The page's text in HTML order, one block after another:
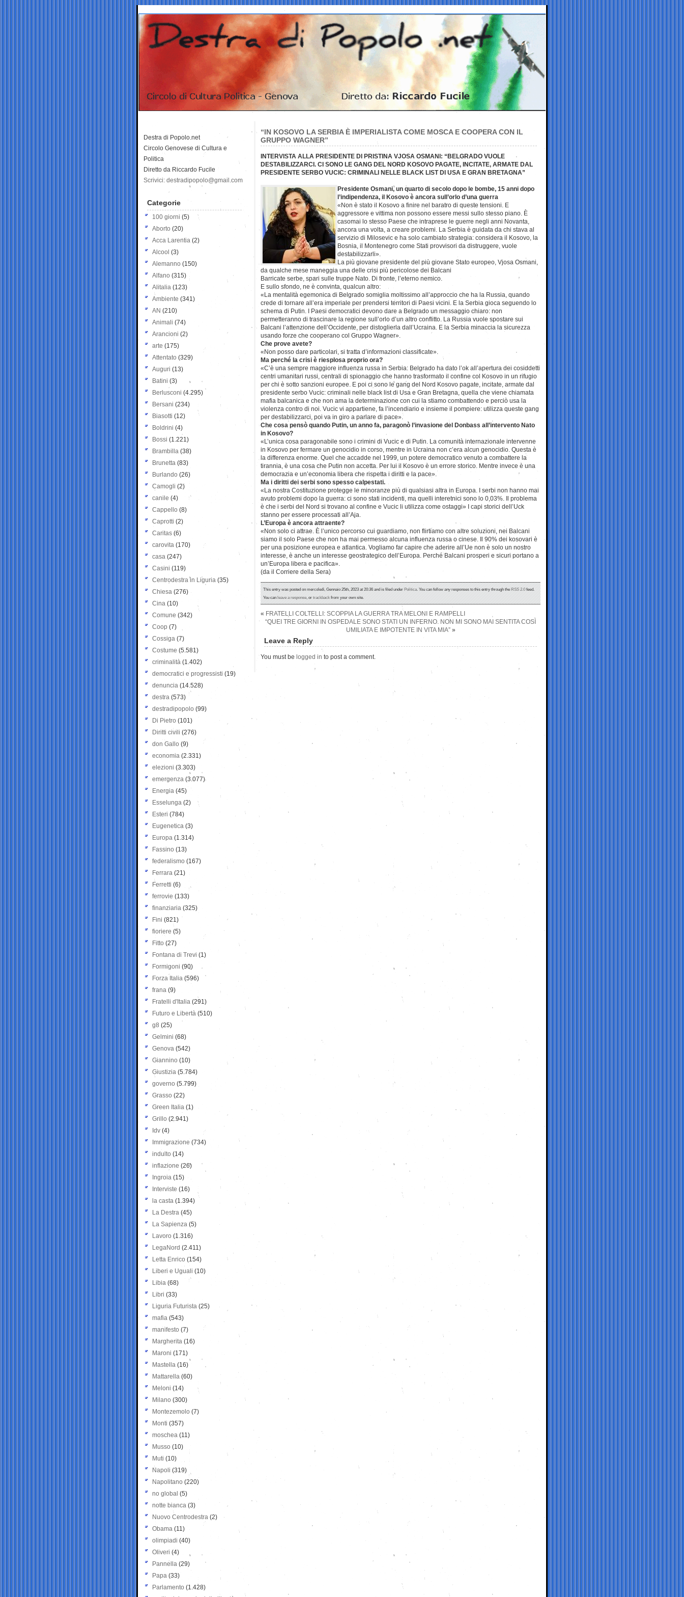
“IN KOSOVO LA SERBIA È IMPERIALISTA COME MOSCA E COOPERA CON IL
GRUPPO WAGNER”
INTERVISTA ALLA PRESIDENTE DI PRISTINA VJOSA OSMANI: “BELGRADO VUOLE
DESTABILIZZARCI. CI SONO LE GANG DEL NORD KOSOVO PAGATE, INCITATE, ARMATE DAL
PRESIDENTE SERBO VUCIC: CRIMINALI NELLE BLACK LIST DI USA E GRAN BRETAGNA”
Presidente Osmani, un quarto di secolo dopo le bombe, 15 anni dopo
l’indipendenza, il Kosovo è ancora sull’orlo d’una guerra
«Non è stato il Kosovo a finire nel baratro di queste tensioni. E
aggressore e vittima non possono essere messi sullo stesso piano. È
casomai lo stesso Paese che intraprese le guerre negli anni Novanta,
ancora una volta, a creare problemi. La Serbia è guidata da chi stava al
servizio di Milosevic e ha solo cambiato strategia: considera il Kosovo, la
Bosnia, il Montenegro come Stati provvisori da distruggere, vuole
destabilizzarli».
La più giovane presidente del più giovane Stato europeo, Vjosa Osmani,
da qualche mese maneggia una delle crisi più pericolose dei Balcani
Barricate serbe, spari sulle truppe Nato. Di fronte, l’eterno nemico.
E sullo sfondo, ne è convinta, qualcun altro:
«La mentalità egemonica di Belgrado somiglia moltissimo all’approccio che ha la Russia, quando
crede di tornare all’era imperiale per prendersi territori di Paesi vicini. E la Serbia gioca seguendo lo
schema di Putin. I Paesi democratici devono dare a Belgrado un messaggio chiaro: non
permetteranno di trascinare la regione sull’orlo d’un altro conflitto. La Russia vuole spostare sui
Balcani l’attenzione dell’Occidente, per distoglierla dall’Ucraina. E la Serbia minaccia la sicurezza
usando forze che cooperano col Gruppo Wagner».
Che prove avete?
«Non posso dare particolari, si tratta d’informazioni classificate».
Ma perché la crisi è riesplosa proprio ora?
«C’è una sempre maggiore influenza russa in Serbia: Belgrado ha dato l’ok all’apertura dei cosiddetti
centri umanitari russi, centrali di spionaggio che hanno trasformato il confine col Kosovo in un rifugio
per chi è sotto sanzioni europee. E poi ci sono le gang del Nord Kosovo pagate, incitate, armate dal
presidente serbo Vucic: criminali nelle black list di Usa e Gran Bretagna, quella che viene chiamata
mafia balcanica e che non ama la determinazione con cui la stiamo combattendo e perciò usa la
violenza contro di noi. Vucic vi appartiene, fa l’incendiario e insieme il pompiere: utilizza queste gang
per destabilizzarci, poi va in giro a parlare di pace».
Che cosa pensò quando Putin, un anno fa, paragonò l’invasione del Donbass all’intervento Nato
in Kosovo?
«L’unica cosa paragonabile sono i crimini di Vucic e di Putin. La comunità internazionale intervenne
in Kosovo per fermare un genocidio in corso, mentre in Ucraina non c’era alcun genocidio. Questa è
la differenza enorme. Quel che accadde nel 1999, un potere democratico venuto a combattere la
tirannia, è una cosa che Putin non accetta. Per lui il Kosovo è un errore storico. Mentre invece è una
democrazia e un’economia libera che rispetta i diritti e la pace».
Ma i diritti dei serbi sono spesso calpestati.
«La nostra Costituzione protegge le minoranze più di qualsiasi altra in Europa. I serbi non hanno mai
avuto problemi dopo la guerra: ci sono stati incidenti, ma quelli interetnici sono lo 0,03%. Il problema
è che i serbi del Nord si trovano al confine e Vucic li utilizza come ostaggi» I capi storici dell’Uck
stanno per essere processati all’Aja.
L’Europa è ancora attraente?
«Non solo ci attrae. È l’unico percorso cui guardiamo, non flirtiamo con altre soluzioni, nei Balcani
siamo il solo Paese che non ha mai permesso alcuna influenza russa o cinese. Il 90% dei kosovari è
per una posizione europea e atlantica. Vogliamo far capire che aderire all’Ue non è solo un nostro
interesse, è anche un interesse geostrategico dell’Europa. Perché Balcani prosperi e sicuri portano a
un’Europa libera e pacifica».
(da il Corriere della Sera)
This entry was posted on mercoledì, Gennaio 25th, 2023 at 20:36 and is filed underPolitica. You can follow any responses to this entry through theRSS 2.0feed.
You canleave a response, ortrackbackfrom your own site.
« FRATELLI COLTELLI: SCOPPIA LA GUERRA TRA MELONI E RAMPELLI
“QUEI TRE GIORNI IN OSPEDALE SONO STATI UN INFERNO. NON MI SONO MAI SENTITA COSÌ
UMILIATA E IMPOTENTE IN VITA MIA”»
Leave a Reply
You must be logged in to post a comment.
Destra di Popolo.net
Circolo Genovese di Cultura e
Politica
Diretto da Riccardo Fucile
Scrivici: destradipopolo@gmail.com
Categorie
100 giorni (5)
Aborto (20)
Acca Larentia (2)
Alcool (3)
Alemanno (150)
Alfano (315)
Alitalia (123)
Ambiente (341)
AN (210)
Animali (74)
Arancioni (2)
arte (175)
Attentato (329)
Auguri (13)
Batini (3)
Berlusconi (4.295)
Bersani (234)
Biasotti (12)
Boldrini (4)
Bossi (1.221)
Brambilla (38)
Brunetta (83)
Burlando (26)
Camogli (2)
canile (4)
Cappello (8)
Caprotti (2)
Caritas (6)
carovita (170)
casa (247)
Casini (119)
Centrodestra in Liguria (35)
Chiesa (276)
Cina (10)
Comune (342)
Coop (7)
Cossiga (7)
Costume (5.581)
criminalità (1.402)
democratici e progressisti (19)
denuncia (14.528)
destra (573)
destradipopolo (99)
Di Pietro (101)
Diritti civili (276)
don Gallo (9)
economia (2.331)
elezioni (3.303)
emergenza (3.077)
Energia (45)
Esselunga (2)
Esteri (784)
Eugenetica (3)
Europa (1.314)
Fassino (13)
federalismo (167)
Ferrara (21)
Ferretti (6)
ferrovie (133)
finanziaria (325)
Fini (821)
fioriere (5)
Fitto (27)
Fontana di Trevi (1)
Formigoni (90)
Forza Italia (596)
frana (9)
Fratelli d'Italia (291)
Futuro e Libertà (510)
g8 (25)
Gelmini (68)
Genova (542)
Giannino (10)
Giustizia (5.784)
governo (5.799)
Grasso (22)
Green Italia (1)
Grillo (2.941)
Idv (4)
Immigrazione (734)
indulto (14)
inflazione (26)
Ingroia (15)
Interviste (16)
la casta (1.394)
La Destra (45)
La Sapienza (5)
Lavoro (1.316)
LegaNord (2.411)
Letta Enrico (154)
Liberi e Uguali (10)
Libia (68)
Libri (33)
Liguria Futurista (25)
mafia (543)
manifesto (7)
Margherita (16)
Maroni (171)
Mastella (16)
Mattarella (60)
Meloni (14)
Milano (300)
Montezemolo (7)
Monti (357)
moschea (11)
Musso (10)
Muti (10)
Napoli (319)
Napolitano (220)
no global (5)
notte bianca (3)
Nuovo Centrodestra (2)
Obama (11)
olimpiadi (40)
Oliveri (4)
Pannella (29)
Papa (33)
Parlamento (1.428)